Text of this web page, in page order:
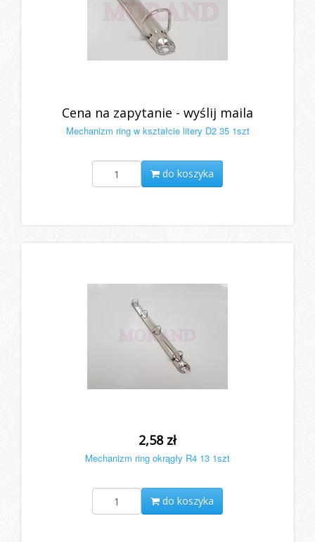
Cena na zapytanie - wyślij maila
Mechanizm ring w kształcie litery D2 35 1szt
do koszyka
2,58 zł
Mechanizm ring okrągły R4 13 1szt
do koszyka